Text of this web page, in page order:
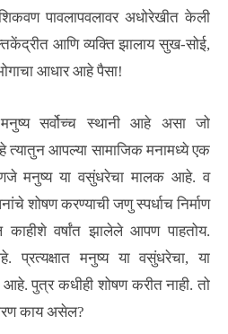
पावलापवलावर अधोरेखीत केली
आणि व्यक्ति झालाय सुख-सोई,
आधार आहे पैसा!
मनुष्य सर्वोच्च स्थानी आहे असा जो
त्यातुन आपल्या सामाजिक मनामध्ये एक
मनुष्य या वसुंधरेचा मालक आहे. व
शोषण करण्याची जणु स्पर्धाच निर्माण
वर्षांत झालेले आपण पाहतोय.
प्रत्यक्षात मनुष्य या वसुंधरेचा, या
आहे. पुत्र कधीही शोषण करीत नाही. तो
काय असेल?